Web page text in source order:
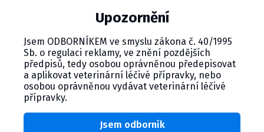
CYMEDICA PLUS: VERNOSŤ, KTORÁ
SA VYPLÁCA
Zapojte sa do vernostného programu Cymedica
Plus a získajte ďalšie bonusy pre svoju
veterinárnu prax, vzdelávanie a pohodu.
Výhody členstva v Cymedica Plus:
Upozornění
Jsem ODBORNÍKEM ve smyslu zákona č. 40/1995
Sb. o regulaci reklamy, ve znění pozdějších
předpisů, tedy osobou oprávněnou předepisovat
a aplikovat veterinární léčivé přípravky, nebo
osobou oprávněnou vydávat veterinární léčivé
přípravky.
Jsem odborník